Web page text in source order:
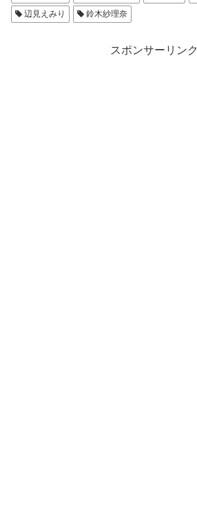
辺見えみり
鈴木紗理奈
スポンサーリンク